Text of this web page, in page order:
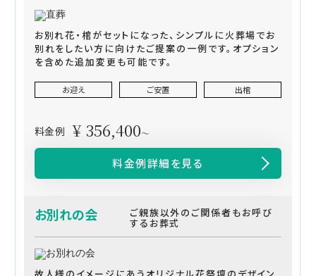
お別れ花・棺がセットになった、シンプルに火葬場でお
別れをしたい方に向けたご提案の一例です。オプション
を含めた追加変更も可能です。
お迎え ご安置 出棺
料金例 ¥ 356,400～
料金例詳細を見る
お別れの会 ご親族以外のご関係者もお呼び
するお葬式